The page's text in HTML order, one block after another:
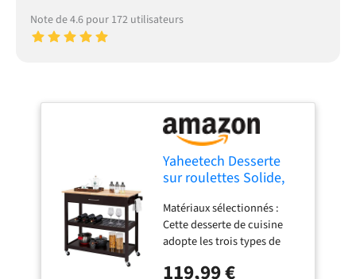
Note de 4.6 pour 172 utilisateurs
Yaheetech Desserte
sur roulettes Solide,
Espresso
Matériaux sélectionnés :
Cette desserte de cuisine
adopte les trois types de
sûr, un bois massif résistant
119,99 €